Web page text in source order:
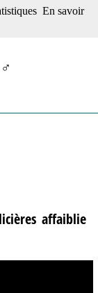
affaiblie
En savoir